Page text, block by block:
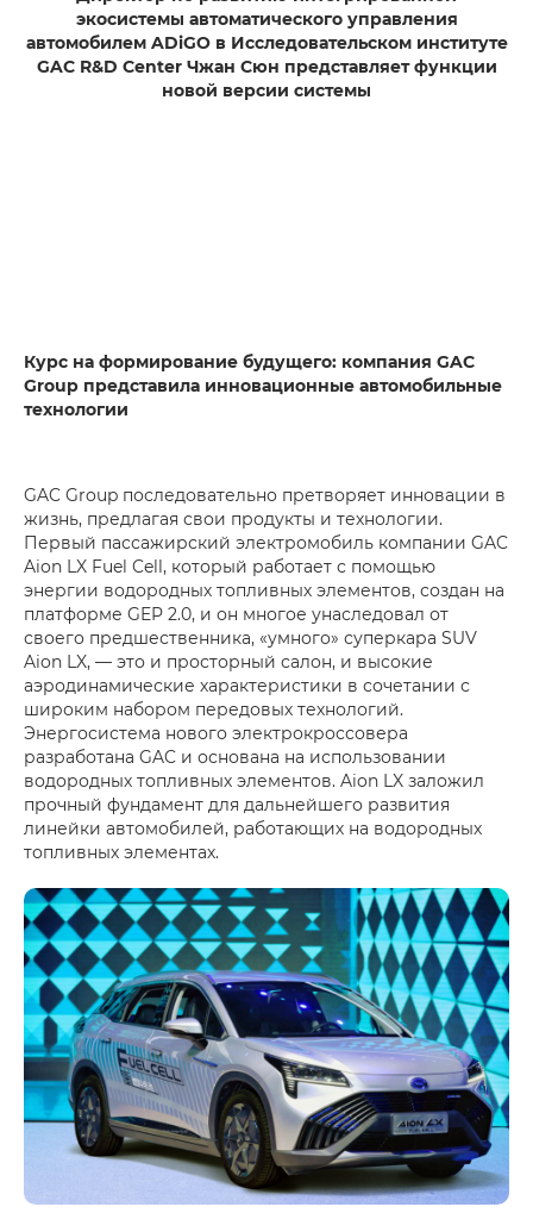
экосистемы автоматического управления
автомобилем ADiGO в Исследовательском институте
GAC R&D Center Чжан Сюн представляет функции
новой версии системы
Курс на формирование будущего: компания GAC
Group представила инновационные автомобильные
технологии
GAC Group последовательно претворяет инновации в
жизнь, предлагая свои продукты и технологии.
Первый пассажирский электромобиль компании GAC
Aion LX Fuel Cell, который работает с помощью
энергии водородных топливных элементов, создан на
платформе GEP 2.0, и он многое унаследовал от
своего предшественника, «умного» суперкара SUV
Aion LX, — это и просторный салон, и высокие
аэродинамические характеристики в сочетании с
широким набором передовых технологий.
Энергосистема нового электрокроссовера
разработана GAC и основана на использовании
водородных топливных элементов. Aion LX заложил
прочный фундамент для дальнейшего развития
линейки автомобилей, работающих на водородных
топливных элементах.